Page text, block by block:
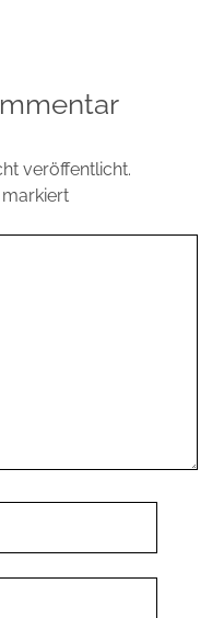
veröffentlicht.
markiert